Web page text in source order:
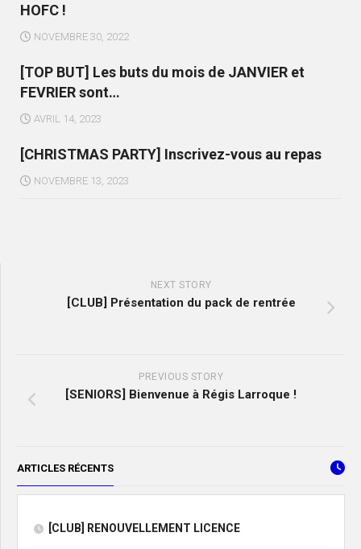
HOFC !
NOVEMBRE 30, 2022
[TOP BUT] Les buts du mois de JANVIER et
FEVRIER sont…
AVRIL 14, 2023
[CHRISTMAS PARTY] Inscrivez-vous au repas
NOVEMBRE 13, 2023
NEXT STORY
[CLUB] Présentation du pack de rentrée
PREVIOUS STORY
[SENIORS] Bienvenue à Régis Larroque !
ARTICLES RÉCENTS
[CLUB] RENOUVELLEMENT LICENCE